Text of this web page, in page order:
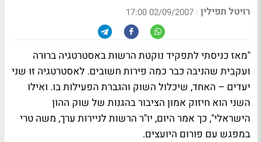
רויטל תפילין |
02/09/2007 17:00
"מאז כניסתי לתפקיד נוקטת הרשות באסטרטגיה ברורה
ועקבית שהניבה כבר כמה פירות חשובים. לאסטרטגיה זו שני
יעדים – האחד, שיכלול השוק והגברת הפעילות בו. ואילו
השני הוא חיזוק אמון הציבור בהגנות של שוק ההון
הישראלי", כך אמר היום, יו"ר הרשות לניירות ערך, משה טרי
במפגש עם פורום היועצים.